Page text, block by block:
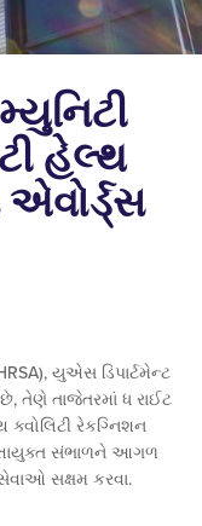
હેલ્થ
એવોર્ડ્સ
યુએસ ડિપાર્ટમેન્ટ
તેણે તાજેતરમાં ધ રાઈટ
ક્વોલિટી રેકગ્નિશન
સંભાળને આગળ
સક્ષમ કરવા.